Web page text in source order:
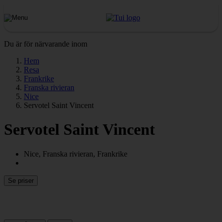
Du är för närvarande inom
Hem
Resa
Frankrike
Franska rivieran
Nice
Servotel Saint Vincent
Servotel Saint Vincent
Nice, Franska rivieran, Frankrike
Se priser